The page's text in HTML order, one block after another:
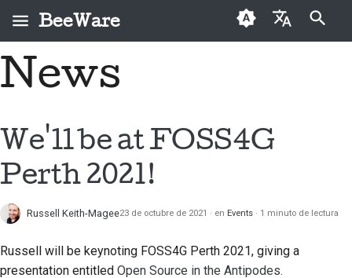
BeeWare
Español
فارسی
Inicializando búsqueda
¿Qué es BeeWare?
El equipo Bee
Contacto
Directrices de marca
Código de conducta de
Gobernanza
Disponible para alquiler
Colaboradores por
Guía de contribución
Implementar una
documentación
Triage de una incidencia
Guía de Sprint
Monedas
conmemorativas
2026
2022
2021
Buzz
Events
News
We'll be at FOSS4G
Perth 2021!
Russell Keith-Magee23 de octubre de 2021 en Events 1 minuto de lectura
Russell will be keynoting FOSS4G Perth 2021, giving a
presentation entitled Open Source in the Antipodes.